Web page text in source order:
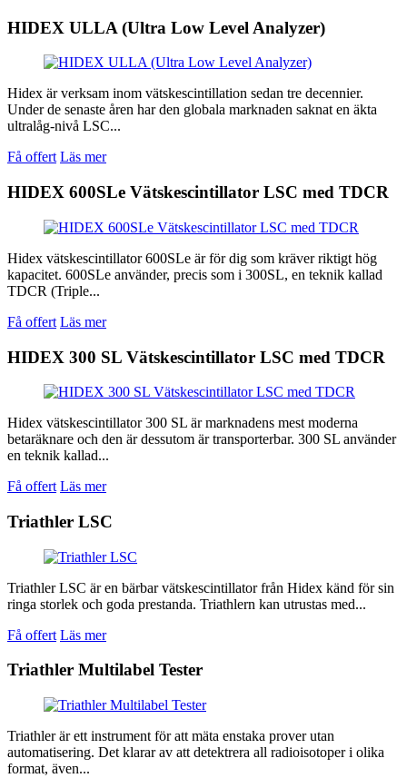
HIDEX ULLA (Ultra Low Level Analyzer)
Hidex är verksam inom vätskescintillation sedan tre decennier.
Under de senaste åren har den globala marknaden saknat en äkta
ultralåg-nivå LSC...
Få offert Läs mer
HIDEX 600SLe Vätskescintillator LSC med TDCR
Hidex vätskescintillator 600SLe är för dig som kräver riktigt hög
kapacitet. 600SLe använder, precis som i 300SL, en teknik kallad
TDCR (Triple...
Få offert Läs mer
HIDEX 300 SL Vätskescintillator LSC med TDCR
Hidex vätskescintillator 300 SL är marknadens mest moderna
betaräknare och den är dessutom är transporterbar. 300 SL använder
en teknik kallad...
Få offert Läs mer
Triathler LSC
Triathler LSC är en bärbar vätskescintillator från Hidex känd för sin
ringa storlek och goda prestanda. Triathlern kan utrustas med...
Få offert Läs mer
Triathler Multilabel Tester
Triathler är ett instrument för att mäta enstaka prover utan
automatisering. Det klarar av att detektrera all radioisotoper i olika
format, även...